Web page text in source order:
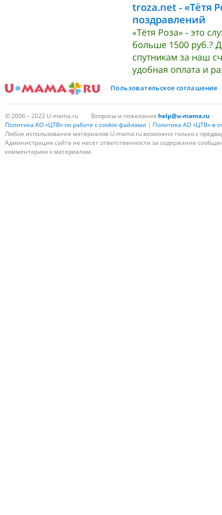
troza.net - «Тётя
поздравлений
«Тётя Роза» - это
больше 1500 руб.?
спутникам за наш
удобная оплата и
Пользовательское соглашение
© 2006 – 2022 U-mama.ru Вопросы и пожелания help@u-mama.ru
Политика АО «ЦТВ» по работе с cookie-файлами | Политика АО «ЦТВ» в
Любое использование материалов U-mama.ru возможно только с
Администрация сайта не несет ответственности за содержание
комментариях к материалам.